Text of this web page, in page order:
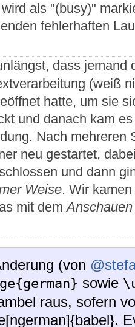
als "(busy)"
fehlerhaften
dass jemand
(weiß
hatte, um sie
und danach kam
Nach mehreren
neu gestartet,
und dann
Weise. Wir
mit dem
(von
sowie
raus, sofern